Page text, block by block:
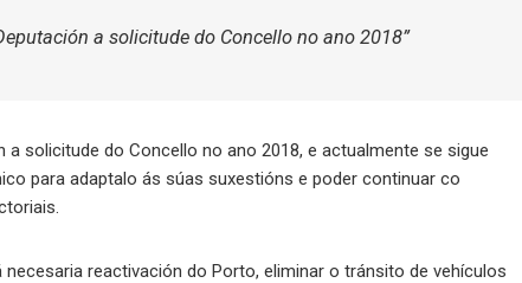
a solicitude do Concello no ano 2018”
solicitude do Concello no ano 2018, e actualmente se sigue
para adaptalo ás súas suxestións e poder continuar co
reactivación do Porto, eliminar o tránsito de vehículos